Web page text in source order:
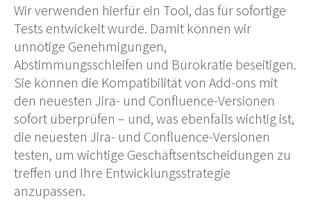
Wir verwenden hierfür ein Tool, das für sofortige
Tests entwickelt wurde. Damit können wir
unnötige Genehmigungen,
Abstimmungsschleifen und Bürokratie beseitigen.
Sie können die Kompatibilität von Add-ons mit
den neuesten Jira- und Confluence-Versionen
sofort überprüfen – und, was ebenfalls wichtig ist,
die neuesten Jira- und Confluence-Versionen
testen, um wichtige Geschäftsentscheidungen zu
treffen und Ihre Entwicklungsstrategie
anzupassen.